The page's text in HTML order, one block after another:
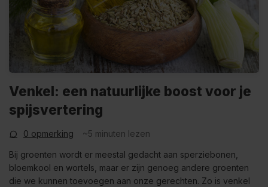
Venkel: een natuurlijke boost voor je
spijsvertering
0 opmerking ~5 minuten lezen
Bij groenten wordt er meestal gedacht aan sperziebonen,
bloemkool en wortels, maar er zijn genoeg andere groenten
die we kunnen toevoegen aan onze gerechten. Zo is venkel